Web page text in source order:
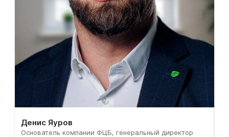
Денис Яуров
Основатель компании ФЦБ, генеральный директор